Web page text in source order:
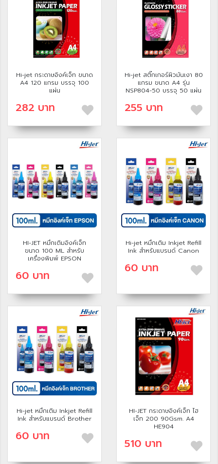
Hi-jet กระดาษอิงค์เจ็ท ขนาด
A4 120 แกรม บรรจุ 100
แผ่น
282 บาท
Hi-jet สติ๊กเกอร์ผิวมันเงา 80
แกรม ขนาด A4 รุ่น
NSP804-50 บรรจุ 50 แผ่น
255 บาท
HI-JET หมึกเติมอิงค์เจ็ท
ขนาด 100 ML สำหรับ
เครื่องพิมพ์ EPSON
60 บาท
Hi-jet หมึกเติม Inkjet Refill
Ink สำหรับแบรนด์ Canon
60 บาท
Hi-jet หมึกเติม Inkjet Refill
Ink สำหรับแบรนด์ Brother
60 บาท
HI-JET กระดาษอิงค์เจ็ท ไฮ
เจ็ท 200 90Gsm. A4
HE904
510 บาท